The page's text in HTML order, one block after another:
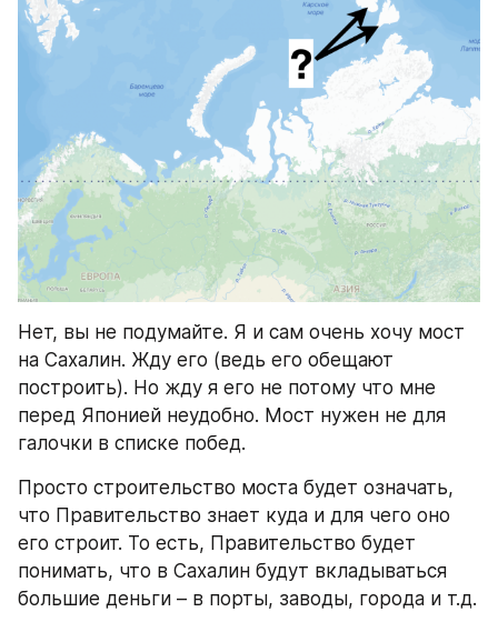
Нет, вы не подумайте. Я и сам очень хочу мост
на Сахалин. Жду его (ведь его обещают
построить). Но жду я его не потому что мне
перед Японией неудобно. Мост нужен не для
галочки в списке побед.
Просто строительство моста будет означать,
что Правительство знает куда и для чего оно
его строит. То есть, Правительство будет
понимать, что в Сахалин будут вкладываться
большие деньги – в порты, заводы, города и т.д.